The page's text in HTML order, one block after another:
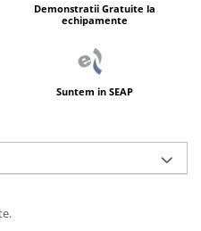
Demonstratii Gratuite la
echipamente
Suntem in SEAP